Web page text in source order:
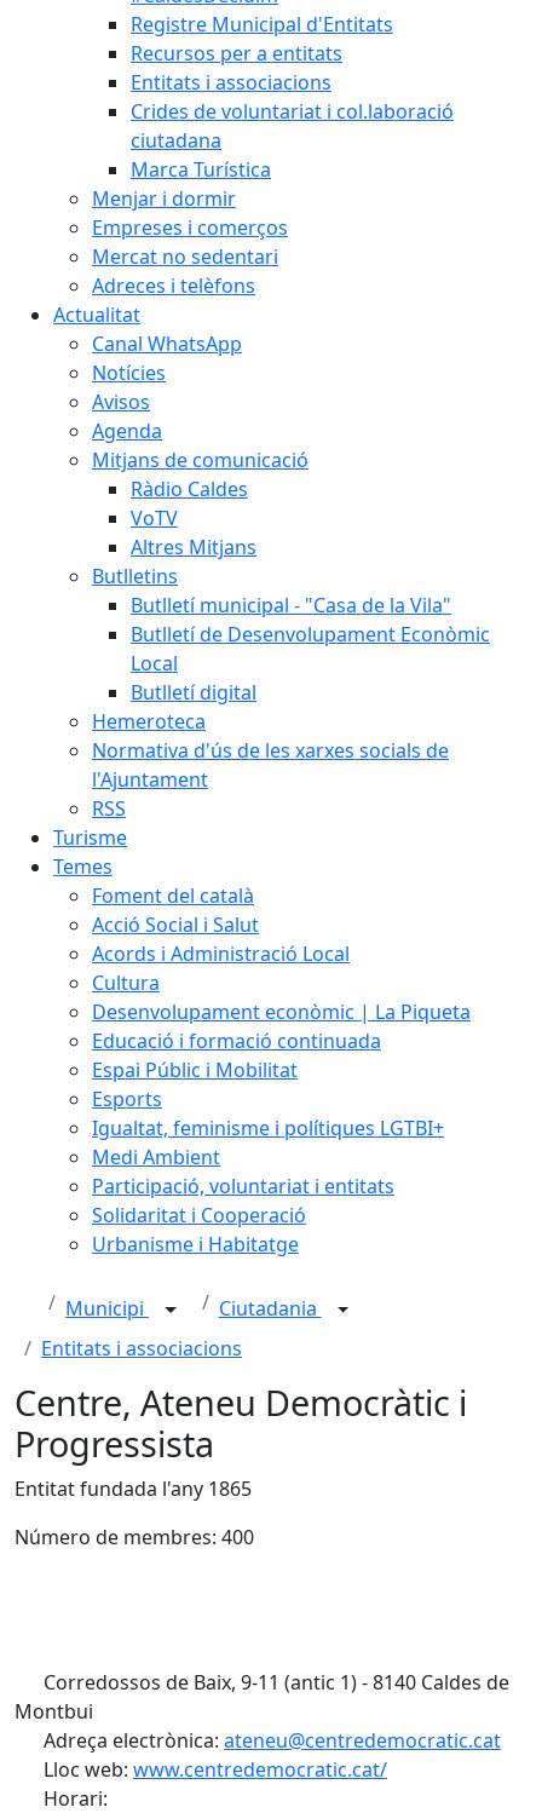
Registre Municipal d'Entitats
Recursos per a entitats
Entitats i associacions
Crides de voluntariat i col.laboració
ciutadana
Marca Turística
Menjar i dormir
Empreses i comerços
Mercat no sedentari
Adreces i telèfons
Actualitat
Canal WhatsApp
Notícies
Avisos
Agenda
Mitjans de comunicació
Ràdio Caldes
VoTV
Altres Mitjans
Butlletins
Butlletí municipal - "Casa de la Vila"
Butlletí de Desenvolupament Econòmic
Local
Butlletí digital
Hemeroteca
Normativa d'ús de les xarxes socials de
l'Ajuntament
RSS
Turisme
Temes
Foment del català
Acció Social i Salut
Acords i Administració Local
Cultura
Desenvolupament econòmic | La Piqueta
Educació i formació continuada
Espai Públic i Mobilitat
Esports
Igualtat, feminisme i polítiques LGTBI+
Medi Ambient
Participació, voluntariat i entitats
Solidaritat i Cooperació
Urbanisme i Habitatge
Municipi
Ciutadania
Entitats i associacions
Centre, Ateneu Democràtic i
Progressista
Entitat fundada l'any 1865
Número de membres: 400
Corredossos de Baix, 9-11 (antic 1) - 8140 Caldes de
Montbui
Adreça electrònica: ateneu@centredemocratic.cat
Lloc web: www.centredemocratic.cat/
Horari: